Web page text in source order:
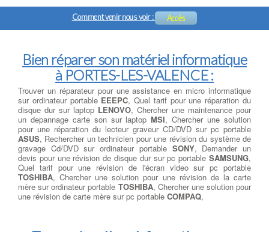
Comment venir nous voir : Accès
Bien réparer son matériel informatique
à PORTES-LES-VALENCE :
Trouver un réparateur pour une assistance en micro informatique
sur ordinateur portable EEEPC, Quel tarif pour une réparation du
disque dur sur laptop LENOVO, Chercher une maintenance pour
un depannage carte son sur laptopMSI, Chercher une solution
pour une réparation du lecteur graveur CD/DVD sur pc portable
ASUS, Rechercher un technicien pour une révision du système de
gravage Cd/DVD sur ordinateur portable SONY, Demander un
devis pour une révision de disque dur sur pc portable SAMSUNG,
Quel tarif pour une révision de l'écran video sur pc portable
TOSHIBA, Chercher une solution pour une révision de la carte
mère sur ordinateur portable TOSHIBA, Chercher une solution pour
une révision de carte mère sur pc portable COMPAQ,